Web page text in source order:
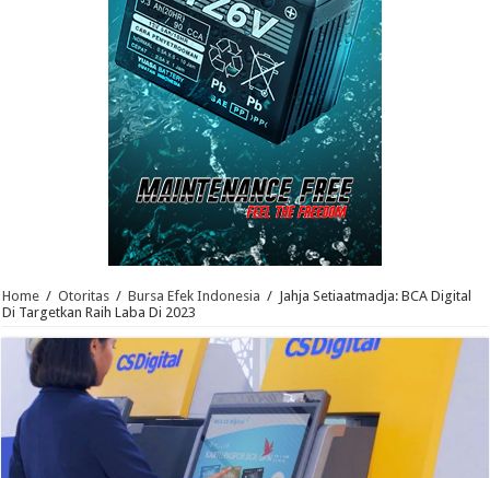
Home / Otoritas / Bursa Efek Indonesia / Jahja Setiaatmadja: BCA Digital
Di Targetkan Raih Laba Di 2023